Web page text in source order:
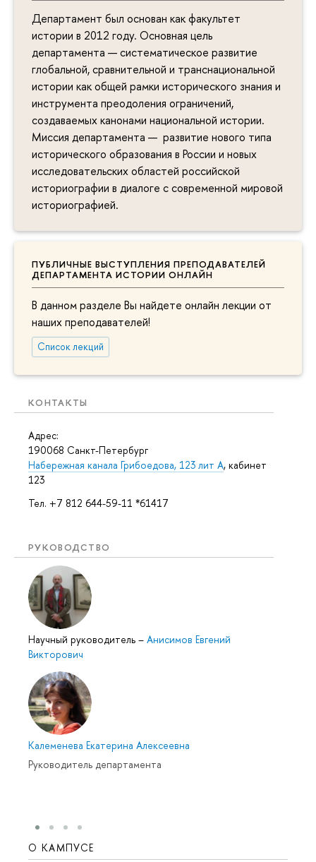
Департамент был основан как факультет
истории в 2012 году. Основная цель
департамента — систематическое развитие
глобальной, сравнительной и транснациональной
истории как общей рамки исторического знания и
инструмента преодоления ограничений,
создаваемых канонами национальной истории.
Миссия департамента — развитие нового типа
исторического образования в России и новых
исследовательских областей российской
историографии в диалоге с современной мировой
историографией.
ПУБЛИЧНЫЕ ВЫСТУПЛЕНИЯ ПРЕПОДАВАТЕЛЕЙ
ДЕПАРТАМЕНТА ИСТОРИИ ОНЛАЙН
В данном разделе Вы найдете онлайн лекции от
наших преподавателей!
Список лекций
КОНТАКТЫ
Адрес:
190068 Санкт-Петербург
Набережная канала Грибоедова, 123 лит А, кабинет
123
Тел. +7 812 644-59-11 *61417
РУКОВОДСТВО
Научный руководитель – Анисимов Евгений
Викторович
Калеменева Екатерина Алексеевна
Руководитель департамента
О КАМПУСЕ